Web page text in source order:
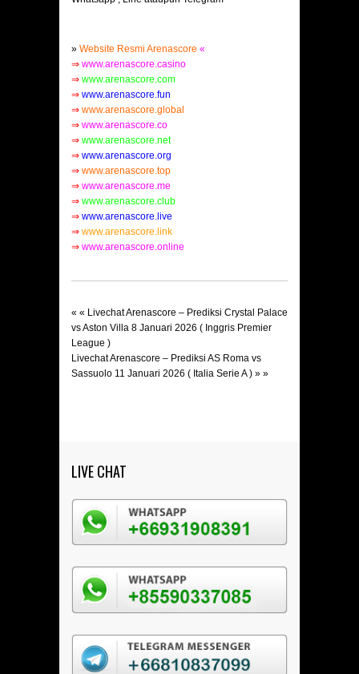
» Website Resmi Arenascore «
⇒ www.arenascore.casino
⇒ www.arenascore.com
⇒ www.arenascore.fun
⇒ www.arenascore.global
⇒ www.arenascore.co
⇒ www.arenascore.net
⇒ www.arenascore.org
⇒ www.arenascore.top
⇒ www.arenascore.me
⇒ www.arenascore.club
⇒ www.arenascore.live
⇒ www.arenascore.link
⇒ www.arenascore.online
« « Livechat Arenascore – Prediksi Crystal Palace
vs Aston Villa 8 Januari 2026 ( Inggris Premier
League )
Livechat Arenascore – Prediksi AS Roma vs
Sassuolo 11 Januari 2026 ( Italia Serie A ) » »
LIVE CHAT